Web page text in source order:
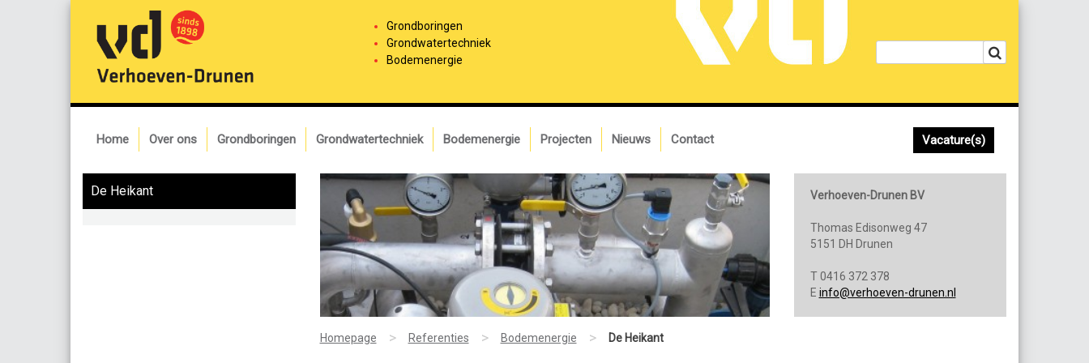
Grondboringen
Grondwatertechniek
Bodemenergie
Home Over ons Grondboringen Grondwatertechniek Bodemenergie Projecten Nieuws Contact Vacature(s)
De Heikant
Homepage > Referenties > Bodemenergie > De Heikant
Verhoeven-Drunen BV
Thomas Edisonweg 47
5151 DH Drunen
T 0416 372 378
E info@verhoeven-drunen.nl